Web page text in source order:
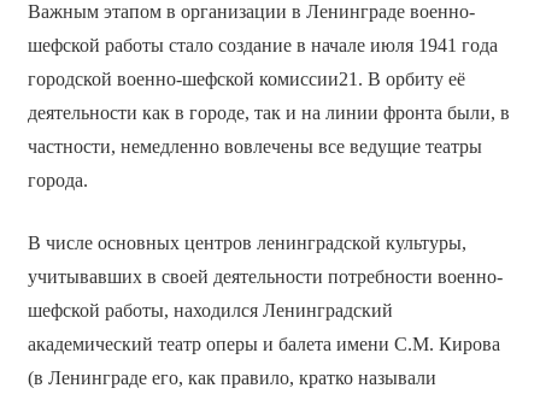
Важным этапом в организации в Ленинграде военно-
шефской работы стало создание в начале июля 1941 года
городской военно-шефской комиссии21. В орбиту её
деятельности как в городе, так и на линии фронта были, в
частности, немедленно вовлечены все ведущие театры
города.
В числе основных центров ленинградской культуры,
учитывавших в своей деятельности потребности военно-
шефской работы, находился Ленинградский
академический театр оперы и балета имени С.М. Кирова
(в Ленинграде его, как правило, кратко называли